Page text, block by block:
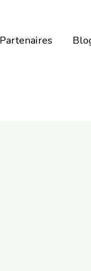
Partenaires